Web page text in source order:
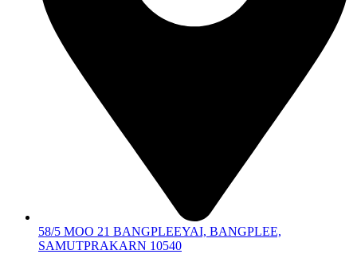
58/5 MOO 21 BANGPLEEYAI, BANGPLEE,
SAMUTPRAKARN 10540